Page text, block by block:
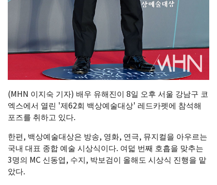
(MHN 이지숙 기자) 배우 유해진이 8일 오후 서울 강남구 코
엑스에서 열린 '제62회 백상예술대상' 레드카펫에 참석해
포즈를 취하고 있다.
한편, 백상예술대상은 방송, 영화, 연극, 뮤지컬을 아우르는
국내 대표 종합 예술 시상식이다. 여덟 번째 호흡을 맞추는
3명의 MC 신동엽, 수지, 박보검이 올해도 시상식 진행을 맡
았다.